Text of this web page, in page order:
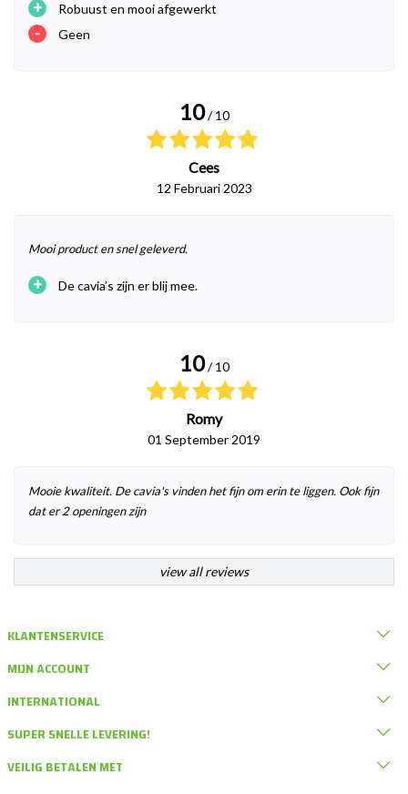
+ Robuust en mooi afgewerkt
- Geen
10 / 10
Cees
12 Februari 2023
Mooi product en snel geleverd.
+ De cavia’s zijn er blij mee.
10 / 10
Romy
01 September 2019
Mooie kwaliteit. De cavia's vinden het fijn om erin te liggen. Ook fijn
dat er 2 openingen zijn
view all reviews
KLANTENSERVICE
MIJN ACCOUNT
INTERNATIONAL
SUPER SNELLE LEVERING!
VEILIG BETALEN MET